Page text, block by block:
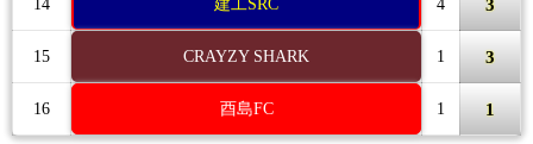
14 建工SRC 4
15 CRAYZY SHARK 1 3
16 酉島FC 1 1